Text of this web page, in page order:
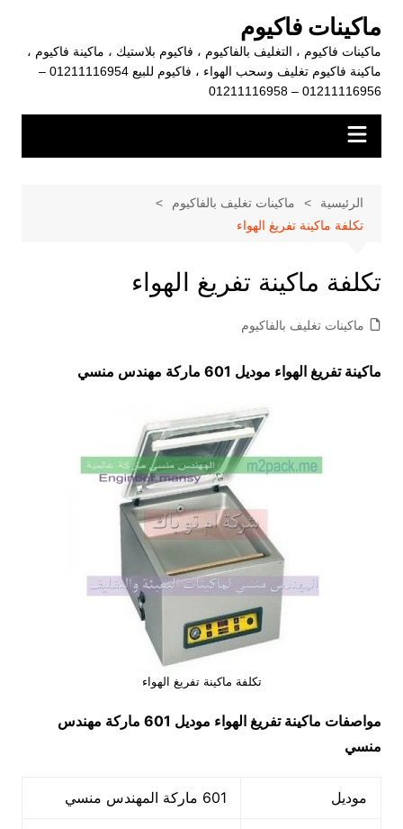
المحتوى
ماكينات فاكيوم
ماكينات فاكيوم ، التغليف بالفاكيوم ، فاكيوم بلاستيك ، ماكينة فاكيوم ،
ماكينة فاكيوم تغليف وسحب الهواء ، فاكيوم للبيع 01211116954 –
01211116956 – 01211116958
الرئيسية
ماكينات تغليف بالفاكيوم
تكلفة ماكينة تفريغ الهواء
تكلفة ماكينة تفريغ الهواء
ماكينات تغليف بالفاكيوم
ماكينة تفريغ الهواء موديل 601 ماركة مهندس منسي
تكلفة ماكينة تفريغ الهواء
مواصفات ماكينة تفريغ الهواء
موديل 601 ماركة مهندس
منسي
موديل 601 ماركة المهندس منسي